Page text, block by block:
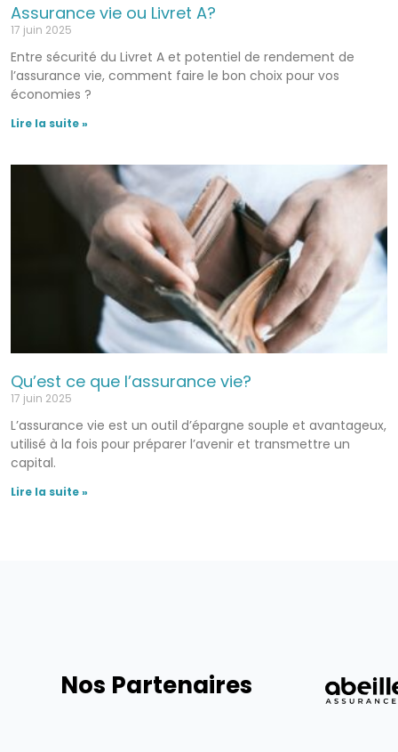
Assurance vie ou Livret A?
17 juin 2025
Entre sécurité du Livret A et potentiel de rendement de
l’assurance vie, comment faire le bon choix pour vos
économies ?
Lire la suite »
Qu’est ce que l’assurance vie?
17 juin 2025
L’assurance vie est un outil d’épargne souple et avantageux,
utilisé à la fois pour préparer l’avenir et transmettre un
capital.
Lire la suite »
Nos Partenaires